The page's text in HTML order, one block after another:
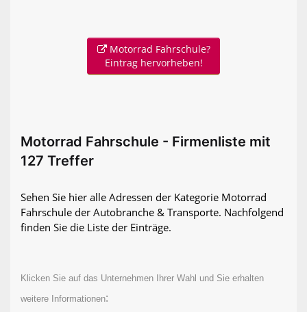
Motorrad Fahrschule?
Eintrag hervorheben!
Motorrad Fahrschule - Firmenliste mit
127 Treffer
Sehen Sie hier alle Adressen der Kategorie Motorrad
Fahrschule der Autobranche & Transporte. Nachfolgend
finden Sie die Liste der Einträge.
Klicken Sie auf das Unternehmen Ihrer Wahl und Sie erhalten
weitere Informationen: